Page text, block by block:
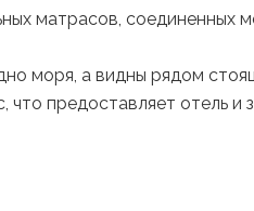
матрасов, соединенных
моря, а видны рядом
что предоставляет отель и